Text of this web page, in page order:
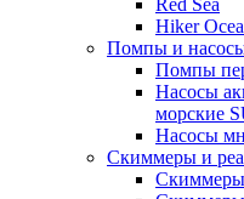
Red Sea
Hiker
Помпы и
Помпы
Насосы
морские
Насосы
Скиммеры и